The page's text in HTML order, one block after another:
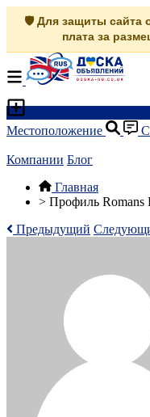
🛡️ Для защиты сайта
плата за
Местоположение
Компании Блог
Главная
> Профиль Romans
Предыдущий